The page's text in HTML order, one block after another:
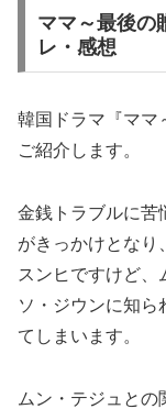
ママ～最後の
レ・感想
韓国ドラマ『ママ
ご紹介します。
金銭トラブルに苦
がきっかけとなり
スンヒですけど、
ソ・ジウンに知ら
てしまいます。
ムン・テジュとの